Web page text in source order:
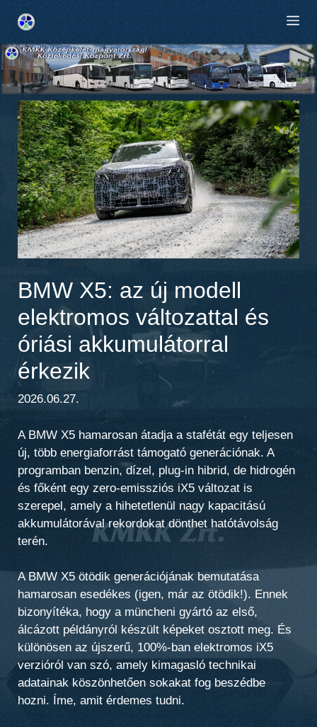
tartalomba
BMW X5: az új modell
elektromos változattal és
óriási akkumulátorral
érkezik
2026.06.27.
A BMW X5 hamarosan átadja a stafétát egy teljesen
új, több energiaforrást támogató generációnak. A
programban benzin, dízel, plug-in hibrid, de hidrogén
és főként egy zero-emissziós iX5 változat is
szerepel, amely a hihetetlenül nagy kapacitású
akkumulátorával rekordokat dönthet hatótávolság
terén.
A BMW X5 ötödik generációjának bemutatása
hamarosan esedékes (igen, már az ötödik!). Ennek
bizonyítéka, hogy a müncheni gyártó az első,
álcázott példányról készült képeket osztott meg. És
különösen az újszerű, 100%-ban elektromos iX5
verzióról van szó, amely kimagasló technikai
adatainak köszönhetően sokakat fog beszédbe
hozni. Íme, amit érdemes tudni.